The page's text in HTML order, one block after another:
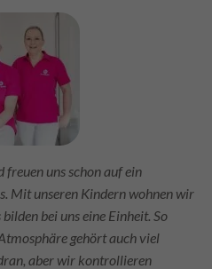
freuen uns schon auf ein
Mit unseren Kindern wohnen wir
bei uns eine Einheit. So
gehört auch viel
aber wir kontrollieren